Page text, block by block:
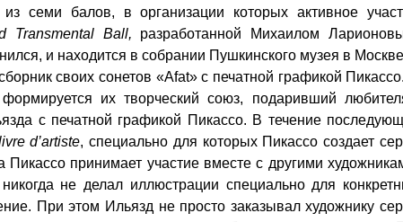
семи балов, в организации которых активное
Transmental Ball, разработанной Михаилом
и находится в собрании Пушкинского музея в
своих сонетов «Afat» с печатной графикой
их творческий союз, подаривший
с печатной графикой Пикассо. В течение
d’artiste, специально для которых Пикассо создает
принимает участие вместе с другими
не делал иллюстрации специально для
При этом Ильязд не просто заказывал художнику